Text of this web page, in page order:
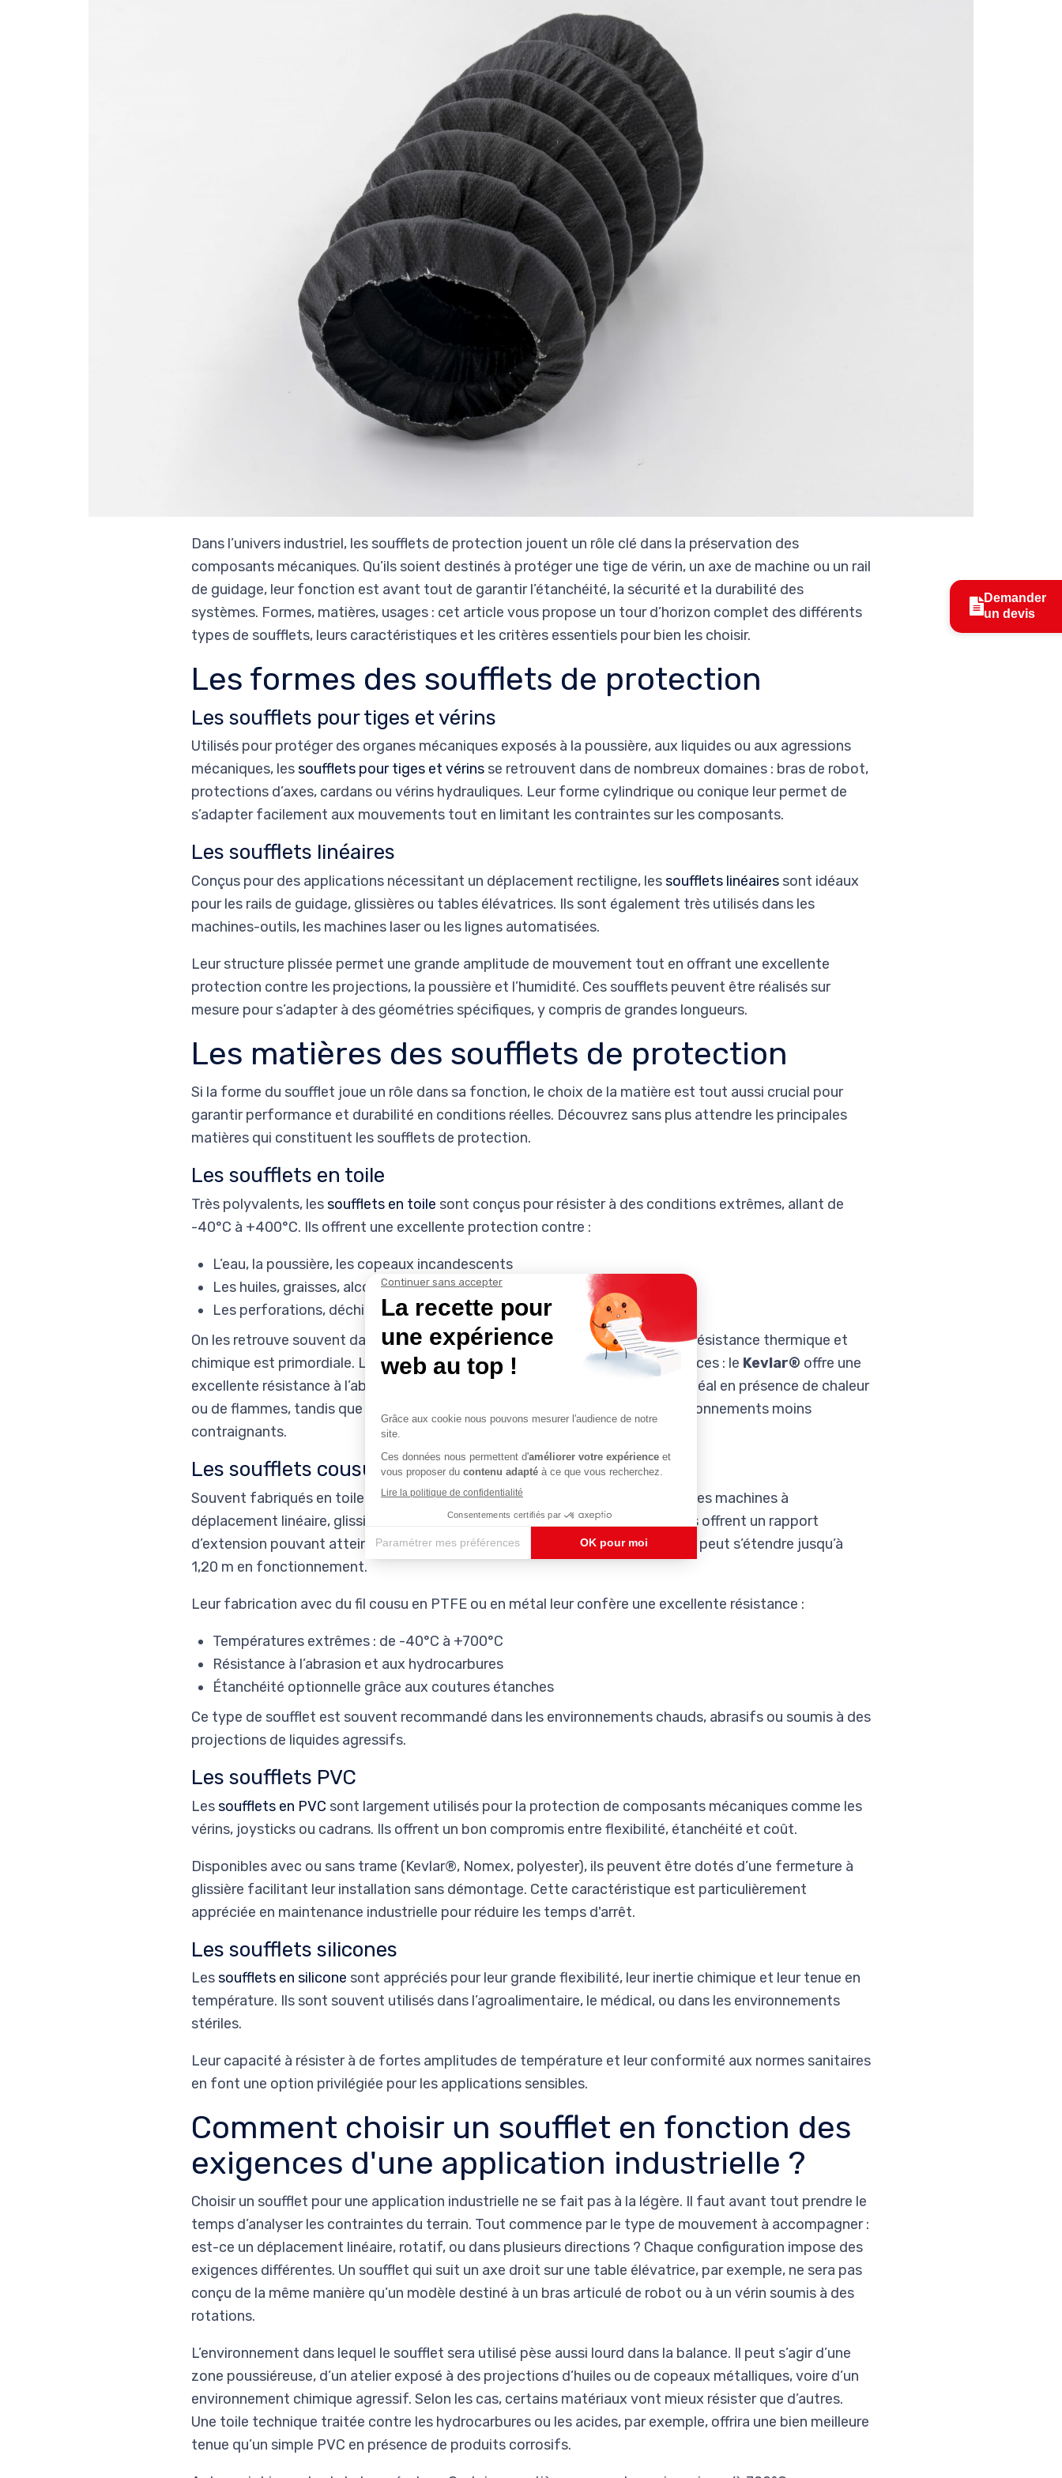
Dans l’univers industriel, les soufflets de protection jouent un rôle clé dans la préservation des
composants mécaniques. Qu’ils soient destinés à protéger une tige de vérin, un axe de machine ou un rail
de guidage, leur fonction est avant tout de garantir l’étanchéité, la sécurité et la durabilité des
systèmes. Formes, matières, usages : cet article vous propose un tour d’horizon complet des différents
types de soufflets, leurs caractéristiques et les critères essentiels pour bien les choisir.
Les formes des soufflets de protection
Les soufflets pour tiges et vérins
Utilisés pour protéger des organes mécaniques exposés à la poussière, aux liquides ou aux agressions
mécaniques, lessoufflets pour tiges et vérins se retrouvent dans de nombreux domaines : bras de robot,
protections d’axes, cardans ou vérins hydrauliques. Leur forme cylindrique ou conique leur permet de
s’adapter facilement aux mouvements tout en limitant les contraintes sur les composants.
Les soufflets linéaires
Conçus pour des applications nécessitant un déplacement rectiligne, lessoufflets linéaires sont idéaux
pour les rails de guidage, glissières ou tables élévatrices. Ils sont également très utilisés dans les
machines-outils, les machines laser ou les lignes automatisées.
Leur structure plissée permet une grande amplitude de mouvement tout en offrant une excellente
protection contre les projections, la poussière et l’humidité. Ces soufflets peuvent être réalisés sur
mesure pour s’adapter à des géométries spécifiques, y compris de grandes longueurs.
Les matières des soufflets de protection
Si la forme du soufflet joue un rôle dans sa fonction, le choix de la matière est tout aussi crucial pour
garantir performance et durabilité en conditions réelles. Découvrez sans plus attendre les principales
matières qui constituent les soufflets de protection.
Les soufflets en toile
Très polyvalents, lessoufflets en toile sont conçus pour résister à des conditions extrêmes, allant de
-40°C à +400°C. Ils offrent une excellente protection contre :
L’eau, la poussière, les copeaux incandescents
Les huiles, graisses, alcools, acides et bases
Les perforations, déchirements, et l’abrasion
On les retrouve souvent dans des environnements industriels exigeants où la résistance thermique et
chimique est primordiale. La composition de la toile détermine ses performances : le Kevlar® offre une
excellente résistance à l’abrasion et aux fortes températures, le
est idéal en présence de chaleur
ou de flammes, tandis que le
, plus économique, convient aux environnements moins
contraignants.
Les soufflets cousus
Souvent fabriqués en toile technique, lessoufflets cousus
sont parfaits pour les machines à
déplacement linéaire, glissières, ou tables élévatrices. Leur principal atout ? Ils offrent un rapport
d’extension pouvant atteindre1:12, c’est-à-dire qu’un soufflet replié de 10 cm peut s’étendre jusqu’à
1,20 m en fonctionnement.
Leur fabrication avec du fil cousu en PTFE ou en métal leur confère une excellente résistance :
Températures extrêmes : de -40°C à +700°C
Résistance à l’abrasion et aux hydrocarbures
Étanchéité optionnelle grâce aux coutures étanches
Ce type de soufflet est souvent recommandé dans les environnements chauds, abrasifs ou soumis à des
projections de liquides agressifs.
Les soufflets PVC
Lessoufflets en PVC sont largement utilisés pour la protection de composants mécaniques comme les
vérins, joysticks ou cadrans. Ils offrent un bon compromis entre flexibilité, étanchéité et coût.
Disponibles avec ou sans trame (Kevlar®, Nomex, polyester), ils peuvent être dotés d’une fermeture à
glissière facilitant leur installation sans démontage. Cette caractéristique est particulièrement
appréciée en maintenance industrielle pour réduire les temps d'arrêt.
Les soufflets silicones
Lessoufflets en silicone sont appréciés pour leur grande flexibilité, leur inertie chimique et leur tenue en
température. Ils sont souvent utilisés dans l’agroalimentaire, le médical, ou dans les environnements
stériles.
Leur capacité à résister à de fortes amplitudes de température et leur conformité aux normes sanitaires
en font une option privilégiée pour les applications sensibles.
Comment choisir un soufflet en fonction des
exigences d'une application industrielle ?
Choisir un soufflet pour une application industrielle ne se fait pas à la légère. Il faut avant tout prendre le
temps d’analyser les contraintes du terrain. Tout commence par le type de mouvement à accompagner :
est-ce un déplacement linéaire, rotatif, ou dans plusieurs directions ? Chaque configuration impose des
exigences différentes. Un soufflet qui suit un axe droit sur une table élévatrice, par exemple, ne sera pas
conçu de la même manière qu’un modèle destiné à un bras articulé de robot ou à un vérin soumis à des
rotations.
L’environnement dans lequel le soufflet sera utilisé pèse aussi lourd dans la balance. Il peut s’agir d’une
zone poussiéreuse, d’un atelier exposé à des projections d’huiles ou de copeaux métalliques, voire d’un
environnement chimique agressif. Selon les cas, certains matériaux vont mieux résister que d’autres.
Une toile technique traitée contre les hydrocarbures ou les acides, par exemple, offrira une bien meilleure
tenue qu’un simple PVC en présence de produits corrosifs.
Demander
un devis